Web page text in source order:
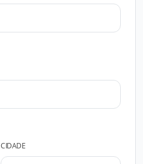
CIDADE